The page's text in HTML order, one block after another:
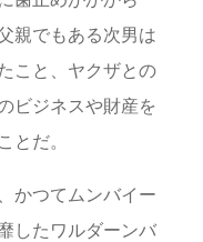
親でもある次男は
こと、ヤクザとの
ビジネスや財産を
とだ。
かつてムンバイー
したワルダーンバ